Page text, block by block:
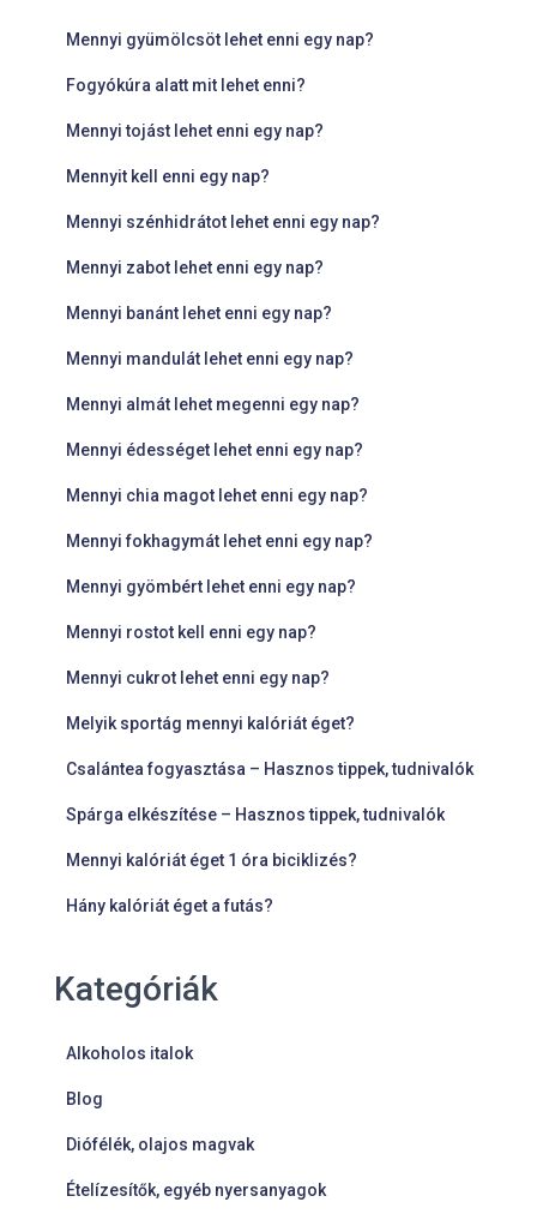
Mennyi gyümölcsöt lehet enni egy nap?
Fogyókúra alatt mit lehet enni?
Mennyi tojást lehet enni egy nap?
Mennyit kell enni egy nap?
Mennyi szénhidrátot lehet enni egy nap?
Mennyi zabot lehet enni egy nap?
Mennyi banánt lehet enni egy nap?
Mennyi mandulát lehet enni egy nap?
Mennyi almát lehet megenni egy nap?
Mennyi édességet lehet enni egy nap?
Mennyi chia magot lehet enni egy nap?
Mennyi fokhagymát lehet enni egy nap?
Mennyi gyömbért lehet enni egy nap?
Mennyi rostot kell enni egy nap?
Mennyi cukrot lehet enni egy nap?
Melyik sportág mennyi kalóriát éget?
Csalántea fogyasztása – Hasznos tippek, tudnivalók
Spárga elkészítése – Hasznos tippek, tudnivalók
Mennyi kalóriát éget 1 óra biciklizés?
Hány kalóriát éget a futás?
Kategóriák
Alkoholos italok
Blog
Diófélék, olajos magvak
Ételízesítők, egyéb nyersanyagok